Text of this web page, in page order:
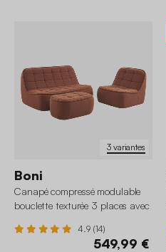
3 variantes
Boni
Canapé compressé modulable
bouclette texturée 3 places avec
4.9 (14)
549,99 €